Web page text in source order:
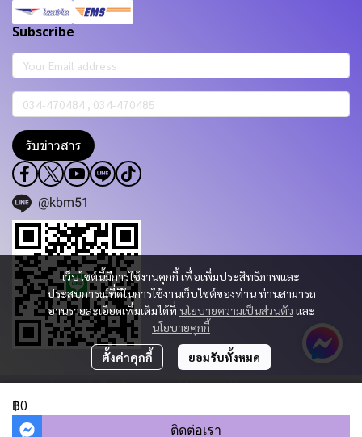
฿0
ติดต่อเรา
เว็บไซต์นี้มีการใช้งานคุกกี้ เพื่อเพิ่มประสิทธิภาพและ
ประสบการณ์ที่ดีในการใช้งานเว็บไซต์ของท่าน ท่านสามารถ
อ่านรายละเอียดเพิ่มเติมได้ที่ นโยบายความเป็นส่วนตัว และ
นโยบายคุกกี้
ตั้งค่าคุกกี้ ยอมรับทั้งหมด
Subscribe
รับข่าวสาร
@kbm51
Copyright 2023 | All Rights Reserved | Powered by KBM PART & TRADING
ผู้เข้าชมวันนี้780